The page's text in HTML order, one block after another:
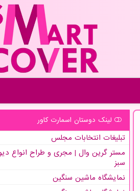
لینک دوستان اسمارت كاور
تبلیغات انتخابات مجلس
مستر گرین وال | مجری و طراح انواع
سبز
نمایشگاه ماشین سنگین